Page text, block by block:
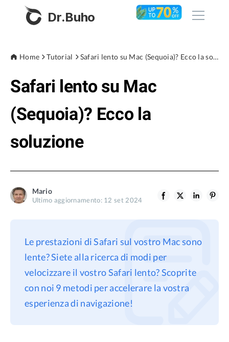
Dr.Buho
Prodotti
BuhoCleaner
BuhoUnlocker
BuhoRepair
BuhoLaunchpad
Negozio
Blog
Privacy
Refund Policy
Home Tutorial Safari lento su Mac (Sequoia)? Ecco la soluzione
Safari lento su Mac
(Sequoia)? Ecco la
soluzione
Mario
Ultimo aggiornamento: 12 set 2024
Le prestazioni di Safari sul vostro Mac sono
lente? Siete alla ricerca di modi per
velocizzare il vostro Safari lento? Scoprite
con noi 9 metodi per accelerare la vostra
esperienza di navigazione!